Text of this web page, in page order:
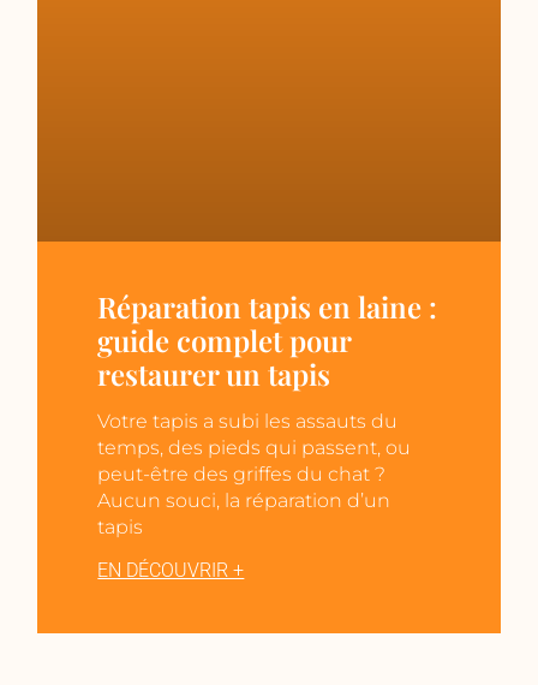
Réparation tapis en laine :
guide complet pour
restaurer un tapis
Votre tapis a subi les assauts du
temps, des pieds qui passent, ou
peut-être des griffes du chat ?
Aucun souci, la réparation d’un
tapis
EN DÉCOUVRIR +